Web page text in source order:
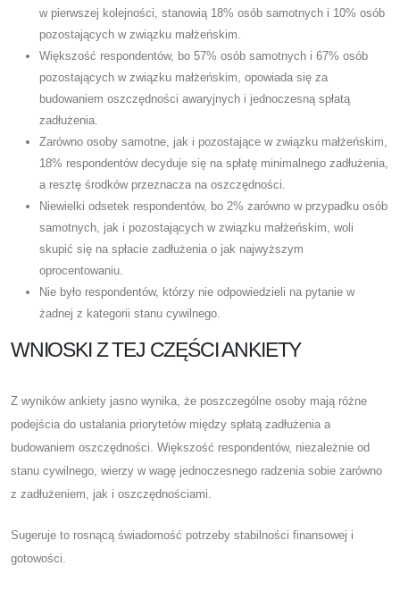
w pierwszej kolejności, stanowią 18% osób samotnych i 10% osób
pozostających w związku małżeńskim.
Większość respondentów, bo 57% osób samotnych i 67% osób
pozostających w związku małżeńskim, opowiada się za
budowaniem oszczędności awaryjnych i jednoczesną spłatą
zadłużenia.
Zarówno osoby samotne, jak i pozostające w związku małżeńskim,
18% respondentów decyduje się na spłatę minimalnego zadłużenia,
a resztę środków przeznacza na oszczędności.
Niewielki odsetek respondentów, bo 2% zarówno w przypadku osób
samotnych, jak i pozostających w związku małżeńskim, woli
skupić się na spłacie zadłużenia o jak najwyższym
oprocentowaniu.
Nie było respondentów, którzy nie odpowiedzieli na pytanie w
żadnej z kategorii stanu cywilnego.
WNIOSKI Z TEJ CZĘŚCI ANKIETY
Z wyników ankiety jasno wynika, że ​​poszczególne osoby mają różne
podejścia do ustalania priorytetów między spłatą zadłużenia a
budowaniem oszczędności. Większość respondentów, niezależnie od
stanu cywilnego, wierzy w wagę jednoczesnego radzenia sobie zarówno
z zadłużeniem, jak i oszczędnościami.
Sugeruje to rosnącą świadomość potrzeby stabilności finansowej i
gotowości.